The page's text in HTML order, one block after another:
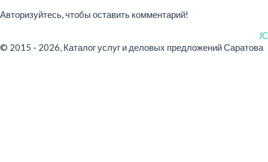
Авторизуйтесь, чтобы оставить комментарий!
© 2015 - 2026, Каталог услуг и деловых предложений Саратова